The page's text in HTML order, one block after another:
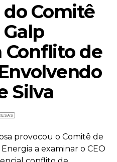
Comitê
de
Silva
provocou o Comitê de
a examinar o CEO